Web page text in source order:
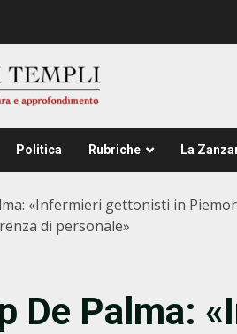
Politica Rubriche La
«Infermieri gettonisti in
di personale»
De Palma: